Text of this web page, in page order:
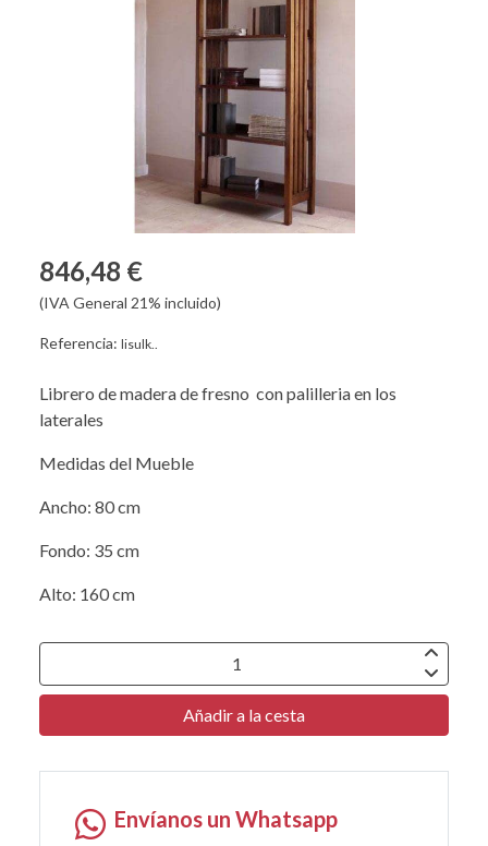
846,48 €
(IVA General 21% incluido)
Referencia: lisulk..
Librero de madera de fresno con palilleria en los
laterales
Medidas del Mueble
Ancho: 80 cm
Fondo: 35 cm
Alto: 160 cm
Añadir a la cesta
Envíanos un Whatsapp